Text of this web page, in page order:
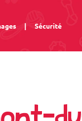
| Sécurité